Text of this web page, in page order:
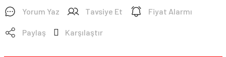
Yorum Yaz Tavsiye Et Fiyat Alarmı
Paylaş Karşılaştır